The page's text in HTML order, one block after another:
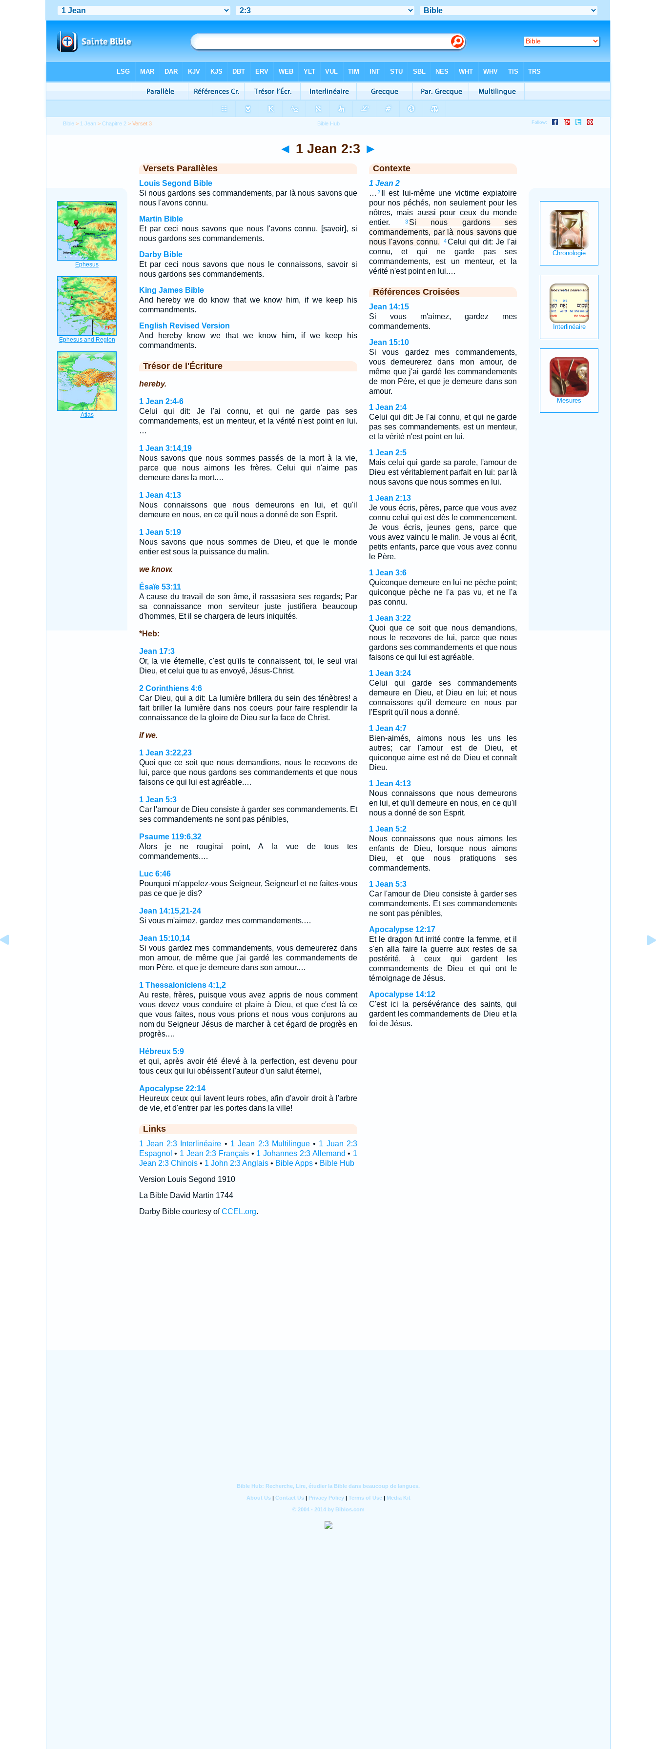
Bible > 1 Jean >Chapitre 2 > Verset 3
◄ 1 Jean 2:3 ►
Versets Parallèles
Louis Segond Bible
Si nous gardons ses commandements, par là nous savons que
nous l'avons connu.
Martin Bible
Et par ceci nous savons que nous l'avons connu, [savoir], si
nous gardons ses commandements.
Darby Bible
Et par ceci nous savons que nous le connaissons, savoir si
nous gardons ses commandements.
King James Bible
And hereby we do know that we know him, if we keep his
commandments.
English Revised Version
And hereby know we that we know him, if we keep his
commandments.
Trésor de l'Écriture
hereby.
1 Jean 2:4-6
Celui qui dit: Je l'ai connu, et qui ne garde pas ses
commandements, est un menteur, et la vérité n'est point en lui.
…
1 Jean 3:14,19
Nous savons que nous sommes passés de la mort à la vie,
parce que nous aimons les frères. Celui qui n'aime pas
demeure dans la mort.…
1 Jean 4:13
Nous connaissons que nous demeurons en lui, et qu'il
demeure en nous, en ce qu'il nous a donné de son Esprit.
1 Jean 5:19
Nous savons que nous sommes de Dieu, et que le monde
entier est sous la puissance du malin.
we know.
Ésaïe 53:11
A cause du travail de son âme, il rassasiera ses regards; Par
sa connaissance mon serviteur juste justifiera beaucoup
d'hommes, Et il se chargera de leurs iniquités.
*Heb:
Jean 17:3
Or, la vie éternelle, c'est qu'ils te connaissent, toi, le seul vrai
Dieu, et celui que tu as envoyé, Jésus-Christ.
2 Corinthiens 4:6
Car Dieu, qui a dit: La lumière brillera du sein des ténèbres! a
fait briller la lumière dans nos coeurs pour faire resplendir la
connaissance de la gloire de Dieu sur la face de Christ.
if we.
1 Jean 3:22,23
Quoi que ce soit que nous demandions, nous le recevons de
lui, parce que nous gardons ses commandements et que nous
faisons ce qui lui est agréable.…
1 Jean 5:3
Car l'amour de Dieu consiste à garder ses commandements. Et
ses commandements ne sont pas pénibles,
Psaume 119:6,32
Alors je ne rougirai point, A la vue de tous tes
commandements.…
Luc 6:46
Pourquoi m'appelez-vous Seigneur, Seigneur! et ne faites-vous
pas ce que je dis?
Jean 14:15,21-24
Si vous m'aimez, gardez mes commandements.…
Jean 15:10,14
Si vous gardez mes commandements, vous demeurerez dans
mon amour, de même que j'ai gardé les commandements de
mon Père, et que je demeure dans son amour.…
1 Thessaloniciens 4:1,2
Au reste, frères, puisque vous avez appris de nous comment
vous devez vous conduire et plaire à Dieu, et que c'est là ce
que vous faites, nous vous prions et nous vous conjurons au
nom du Seigneur Jésus de marcher à cet égard de progrès en
progrès.…
Hébreux 5:9
et qui, après avoir été élevé à la perfection, est devenu pour
tous ceux qui lui obéissent l'auteur d'un salut éternel,
Apocalypse 22:14
Heureux ceux qui lavent leurs robes, afin d'avoir droit à l'arbre
de vie, et d'entrer par les portes dans la ville!
Links
1 Jean 2:3 Interlinéaire • 1 Jean 2:3 Multilingue• 1 Juan 2:3
Espagnol • 1 Jean 2:3 Français • 1 Johannes 2:3 Allemand • 1
Jean 2:3 Chinois• 1 John 2:3 Anglais• Bible Apps• Bible Hub
Version Louis Segond 1910
La Bible David Martin 1744
Darby Bible courtesy ofCCEL.org.
Contexte
1 Jean 2
… 2
Il est lui-même une victime expiatoire
pour nos péchés, non seulement pour les
nôtres, mais aussi pour ceux du monde
entier.
3 Si nous gardons ses
commandements, par là nous savons que
nous l'avons connu.
4 Celui qui dit: Je l'ai
connu, et qui ne garde pas ses
commandements, est un menteur, et la
vérité n'est point en lui.…
Références Croisées
Jean 14:15
Si vous m'aimez, gardez mes
commandements.
Jean 15:10
Si vous gardez mes commandements,
vous demeurerez dans mon amour, de
même que j'ai gardé les commandements
de mon Père, et que je demeure dans son
amour.
1 Jean 2:4
Celui qui dit: Je l'ai connu, et qui ne garde
pas ses commandements, est un menteur,
et la vérité n'est point en lui.
1 Jean 2:5
Mais celui qui garde sa parole, l'amour de
Dieu est véritablement parfait en lui: par là
nous savons que nous sommes en lui.
1 Jean 2:13
Je vous écris, pères, parce que vous avez
connu celui qui est dès le commencement.
Je vous écris, jeunes gens, parce que
vous avez vaincu le malin. Je vous ai écrit,
petits enfants, parce que vous avez connu
le Père.
1 Jean 3:6
Quiconque demeure en lui ne pèche point;
quiconque pèche ne l'a pas vu, et ne l'a
pas connu.
1 Jean 3:22
Quoi que ce soit que nous demandions,
nous le recevons de lui, parce que nous
gardons ses commandements et que nous
faisons ce qui lui est agréable.
1 Jean 3:24
Celui qui garde ses commandements
demeure en Dieu, et Dieu en lui; et nous
connaissons qu'il demeure en nous par
l'Esprit qu'il nous a donné.
1 Jean 4:7
Bien-aimés, aimons nous les uns les
autres; car l'amour est de Dieu, et
quiconque aime est né de Dieu et connaît
Dieu.
1 Jean 4:13
Nous connaissons que nous demeurons
en lui, et qu'il demeure en nous, en ce qu'il
nous a donné de son Esprit.
1 Jean 5:2
Nous connaissons que nous aimons les
enfants de Dieu, lorsque nous aimons
Dieu, et que nous pratiquons ses
commandements.
1 Jean 5:3
Car l'amour de Dieu consiste à garder ses
commandements. Et ses commandements
ne sont pas pénibles,
Apocalypse 12:17
Et le dragon fut irrité contre la femme, et il
s'en alla faire la guerre aux restes de sa
postérité, à ceux qui gardent les
commandements de Dieu et qui ont le
témoignage de Jésus.
Apocalypse 14:12
C'est ici la persévérance des saints, qui
gardent les commandements de Dieu et la
foi de Jésus.